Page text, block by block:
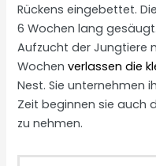
Rückens eingebettet.
6 Wochen lang
Aufzucht der Jungtiere
Wochenverlassen die
Nest. Sie unternehmen
Zeit beginnen sie auch
zu nehmen.